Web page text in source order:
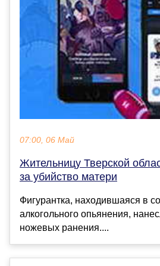
07:00, 06 Май
Жительницу Тверской
за убийство матери
Фигурантка, находившаяся в
алкогольного опьянения,
ножевых ранения....